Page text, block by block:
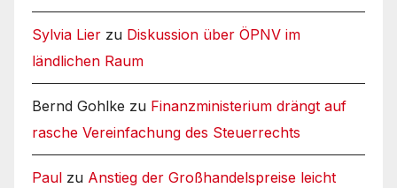
Sylvia Lier zu Diskussion über ÖPNV im
ländlichen Raum
Bernd Gohlke zu Finanzministerium drängt auf
rasche Vereinfachung des Steuerrechts
Paul zu Anstieg der Großhandelspreise leicht